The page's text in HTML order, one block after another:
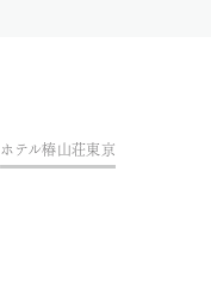
ホテル椿山荘東京